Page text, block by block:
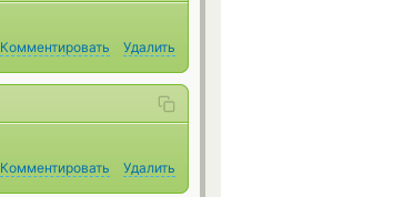
Комментировать Удалить
Комментировать Удалить